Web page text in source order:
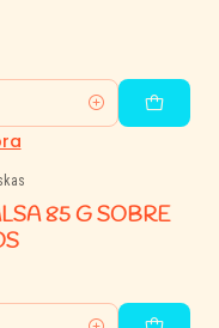
85 G SOBRE